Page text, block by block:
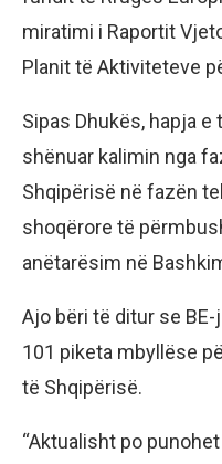
miratimi i Raportit
Planit të Aktiviteteve
Sipas Dhukës, hapja
shënuar kalimin nga
Shqipërisë në fazën
shoqërore të
anëtarësim në
Ajo bëri të ditur se
101 piketa mbyllëse
të Shqipërisë.
“Aktualisht po